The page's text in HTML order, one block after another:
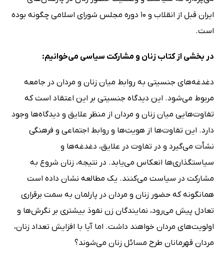
ایران قبل از انقلاب و 10 دوره مجلس شورای اسلامی چگونه بوده
است.
در بخشی از کتاب زنان و مشارکت سیاسی می‌خوانیم:
دغدغه‌های جنسیتی به روابط میان زنان و مردان در جامعه
مربوط می‌شود. این دیدگاه جنسیتی بر این اعتقاد است که
تفاوت‌هایی میان زنان و مردان از منظر علایق و دیدگاه‌ها وجود
دارد. این تفاوت‌ها از هویت‌ها و روابط اجتماعی و فرهنگی
نشأت می‌گیرد و در تفاوت در علایق، دغدغه‌ها و
سیاستگذاری‌ها انعکاس می‌یابد. در نتیجه، زنان شروع به
مشارکت در سیاست می‌کنند. یک مطالعه نشان داده است
همانگونه که حضور زنان و مردان در پارلمان به سمت برقراری
تعادل پیش می‌رود، نمایندگان زن نفوذ بیشتری بر نگرش‌ها و
اولویت‌های مردان خواهند داشت. اما آیا با افزایش تعداد زنان،
مردان قهرمانان طرح مسائل زنان می‌شوند؟